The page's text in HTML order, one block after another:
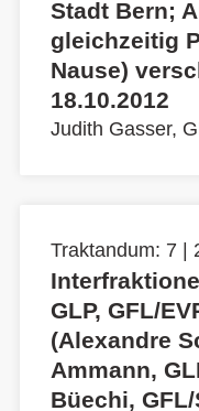
Stadt Bern;
gleichzeitig
Nause)
18.10.2012
Judith Gasser,
Traktandum: 7 |
GLP, GFL/
(Alexandre
Ammann,
Büechi,